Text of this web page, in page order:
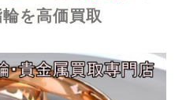
を高価買取